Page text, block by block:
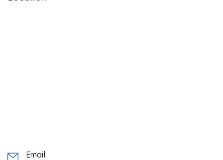
Email